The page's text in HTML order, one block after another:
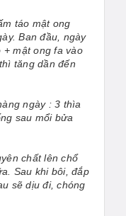
táo mật ong
Ban đầu, ngày
+ mật ong fa vào
tăng dần đến
ngày : 3 thìa
sau mổi bửa
chất lên chổ
Sau khi bôi, đắp
sẽ dịu đi, chóng